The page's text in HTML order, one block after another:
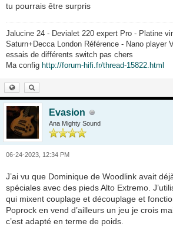
tu pourrais être surpris
Jalucine 24 - Devialet 220 expert Pro - Platine
Saturn+Decca London Référence - Nano player
essais de différents switch pas chers
Ma config http://forum-hifi.fr/thread-15822.html
Evasion
Ana Mighty Sound
06-24-2023, 12:34 PM
J’ai vu que Dominique de Woodlink avait
spéciales avec des pieds Alto Extremo.
qui mixent couplage et découplage et
Poprock en vend d’ailleurs un jeu je crois
c’est adapté en terme de poids.